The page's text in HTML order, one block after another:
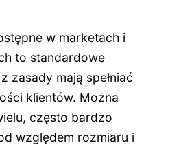
w marketach i
to standardowe
zasady mają spełniać
klientów. Można
często bardzo
względem rozmiaru i